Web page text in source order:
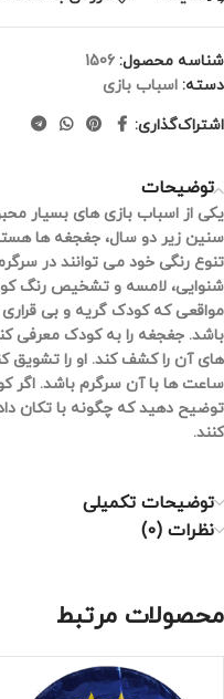
شناسه محصول: 1506
دسته: اسباب بازی
اشتراک‌گذاری:
توضیحات
یکی از اسباب بازی­ های بسیار
سنین زیر دو سال، جغجغه­ ها
تنوع رنگی خود می ­توانند در
شنوایی، لامسه و تشخیص رنگ
مواقعی که کودک گریه و بی
باشد. جغجغه را به کودک معرفی
های آن را کشف کند. او را تشویق
ساعت ها با آن سرگرم باشد.
توضیح دهید که چگونه با تکان
کنند.
توضیحات تکمیلی
نظرات (0)
محصولات مرتبط